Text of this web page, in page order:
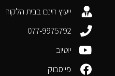
ייעוץ חינם בבית הלקוח
077-9975792
יוטיוב
פייסבוק